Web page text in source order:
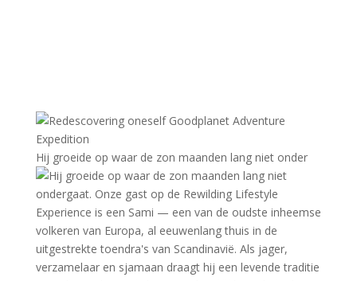
Hij groeide op waar de zon maanden lang niet onder